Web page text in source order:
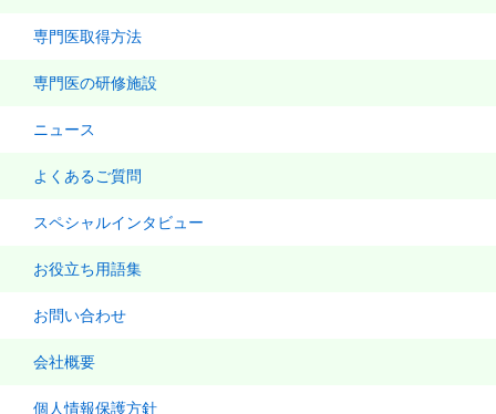
専門医取得方法
専門医の研修施設
ニュース
よくあるご質問
スペシャルインタビュー
お役立ち用語集
お問い合わせ
会社概要
個人情報保護方針